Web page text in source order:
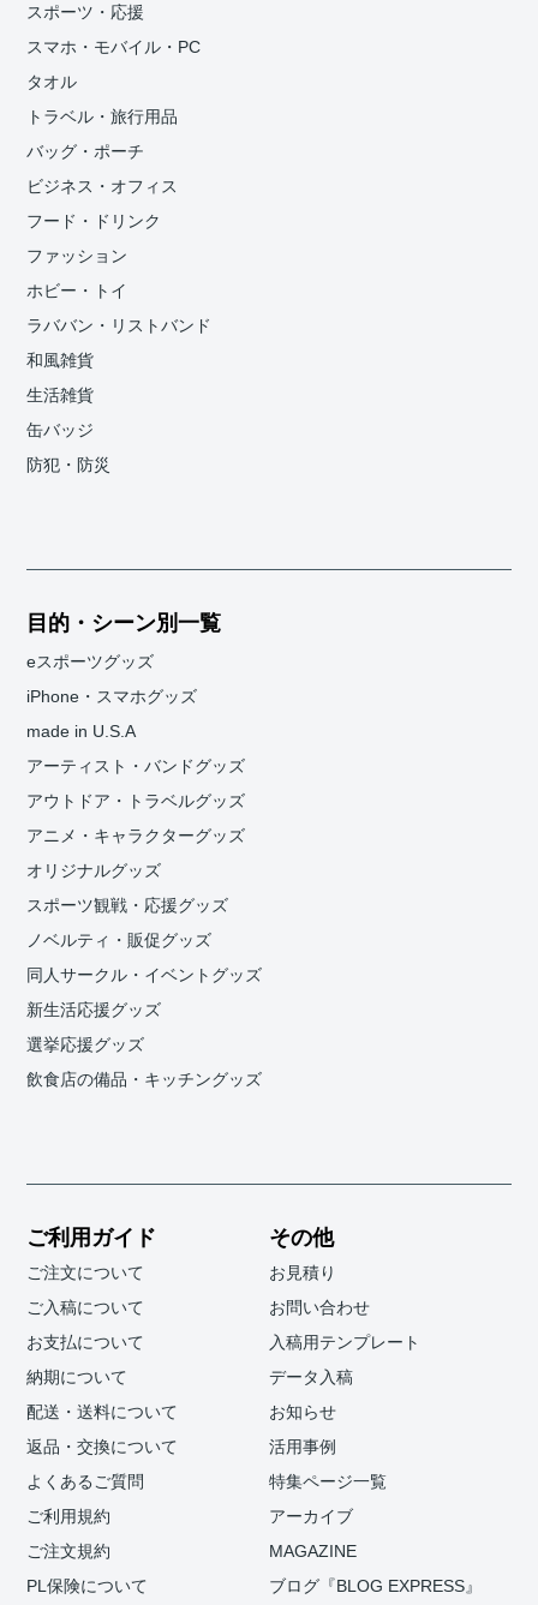
スポーツ・応援
スマホ・モバイル・PC
タオル
トラベル・旅行用品
バッグ・ポーチ
ビジネス・オフィス
フード・ドリンク
ファッション
ホビー・トイ
ラババン・リストバンド
和風雑貨
生活雑貨
缶バッジ
防犯・防災
目的・シーン別一覧
eスポーツグッズ
iPhone・スマホグッズ
made in U.S.A
アーティスト・バンドグッズ
アウトドア・トラベルグッズ
アニメ・キャラクターグッズ
オリジナルグッズ
スポーツ観戦・応援グッズ
ノベルティ・販促グッズ
同人サークル・イベントグッズ
新生活応援グッズ
選挙応援グッズ
飲食店の備品・キッチングッズ
ご利用ガイド
ご注文について
ご入稿について
お支払について
納期について
配送・送料について
返品・交換について
よくあるご質問
ご利用規約
ご注文規約
PL保険について
その他
お見積り
お問い合わせ
入稿用テンプレート
データ入稿
お知らせ
活用事例
特集ページ一覧
アーカイブ
MAGAZINE
ブログ『BLOG EXPRESS』